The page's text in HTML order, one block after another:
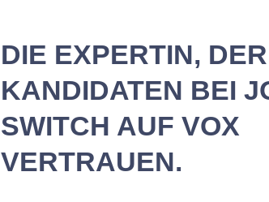
DIE EXPERTIN,
KANDIDATEN BEI
SWITCH AUF VOX
VERTRAUEN.